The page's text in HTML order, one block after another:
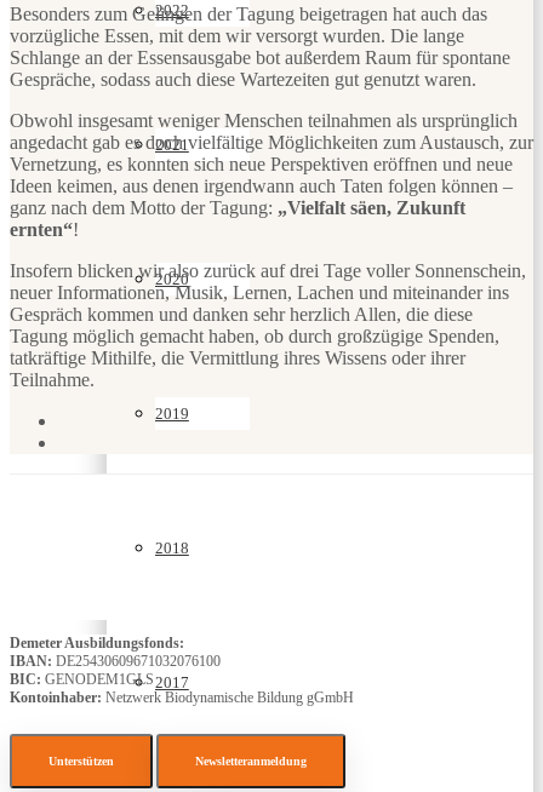
2022
2021
2020
2019
2018
2017
Besonders zum Gelingen der Tagung beigetragen hat auch das
vorzügliche Essen, mit dem wir versorgt wurden. Die lange
Schlange an der Essensausgabe bot außerdem Raum für spontane
Gespräche, sodass auch diese Wartezeiten gut genutzt waren.
Obwohl insgesamt weniger Menschen teilnahmen als ursprünglich
angedacht gab es doch vielfältige Möglichkeiten zum Austausch, zur
Vernetzung, es konnten sich neue Perspektiven eröffnen und neue
Ideen keimen, aus denen irgendwann auch Taten folgen können –
ganz nach dem Motto der Tagung: „Vielfalt säen, Zukunft
ernten“!
Insofern blicken wir also zurück auf drei Tage voller Sonnenschein,
neuer Informationen, Musik, Lernen, Lachen und miteinander ins
Gespräch kommen und danken sehr herzlich Allen, die diese
Tagung möglich gemacht haben, ob durch großzügige Spenden,
tatkräftige Mithilfe, die Vermittlung ihres Wissens oder ihrer
Teilnahme.
Demeter Ausbildungsfonds:
IBAN: DE25430609671032076100
BIC: GENODEM1GLS
Kontoinhaber: Netzwerk Biodynamische Bildung gGmbH
Unterstützen Newsletteranmeldung